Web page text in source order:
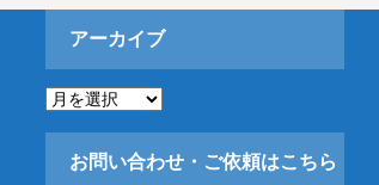
アーカイブ
ア
ー
お問い合わせ・ご依頼はこちら